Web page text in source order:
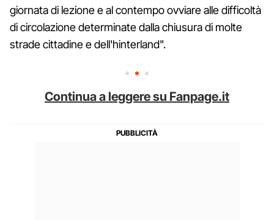
giornata di lezione e al contempo ovviare alle difficoltà
di circolazione determinate dalla chiusura di molte
strade cittadine e dell'hinterland".
Continua a leggere su Fanpage.it